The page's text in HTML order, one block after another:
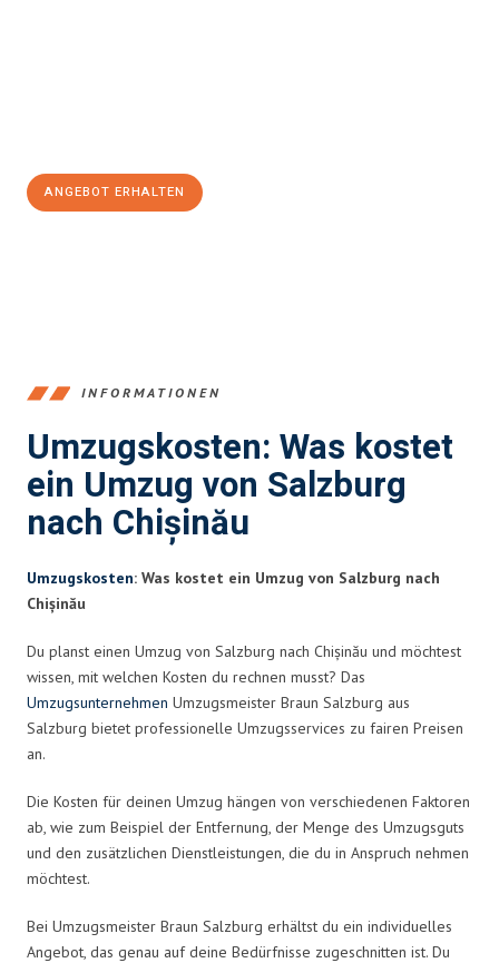
ANGEBOT ERHALTEN
INFORMATIONEN
Umzugskosten: Was kostet
ein Umzug von Salzburg
nach Chișinău
Umzugskosten: Was kostet ein Umzug von Salzburg nach
Chișinău
Du planst einen Umzug von Salzburg nach Chișinău und möchtest
wissen, mit welchen Kosten du rechnen musst? Das
Umzugsunternehmen Umzugsmeister Braun Salzburg aus
Salzburg bietet professionelle Umzugsservices zu fairen Preisen
an.
Die Kosten für deinen Umzug hängen von verschiedenen Faktoren
ab, wie zum Beispiel der Entfernung, der Menge des Umzugsguts
und den zusätzlichen Dienstleistungen, die du in Anspruch nehmen
möchtest.
Bei Umzugsmeister Braun Salzburg erhältst du ein individuelles
Angebot, das genau auf deine Bedürfnisse zugeschnitten ist. Du